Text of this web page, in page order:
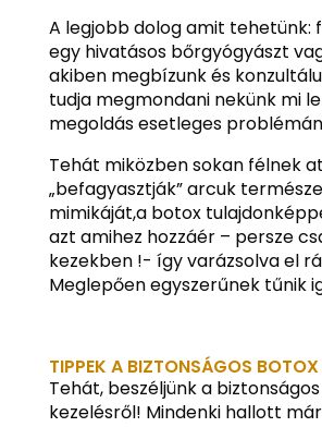
A legjobb dolog amit tehetünk:
egy hivatásos bőrgyógyászt
akiben megbízunk és
tudja megmondani nekünk mi
megoldás esetleges
Tehát miközben sokan félnek
„befagyasztják” arcuk
mimikáját,a botox
azt amihez hozzáér – persze
kezekben !- így varázsolva el
Meglepően egyszerűnek tűnik
TIPPEK A BIZTONSÁGOS BOTOX
Tehát, beszéljünk a
kezelésről! Mindenki hallott